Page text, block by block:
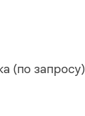
(по запросу)